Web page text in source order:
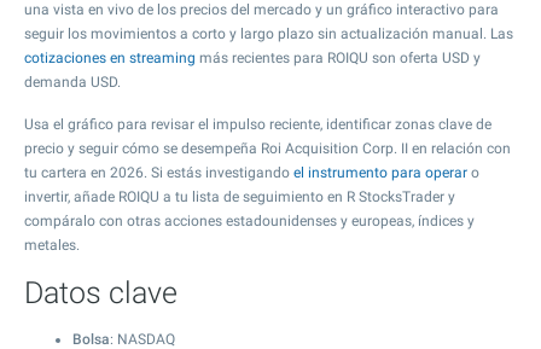
una vista en vivo de los precios del mercado y un gráfico interactivo para
seguir los movimientos a corto y largo plazo sin actualización manual. Las
cotizaciones en streaming más recientes para ROIQU son oferta USD y
demanda USD.
Usa el gráfico para revisar el impulso reciente, identificar zonas clave de
precio y seguir cómo se desempeña Roi Acquisition Corp. II en relación con
tu cartera en 2026. Si estás investigando el instrumento para operar o
invertir, añade ROIQU a tu lista de seguimiento en R StocksTrader y
compáralo con otras acciones estadounidenses y europeas, índices y
metales.
Datos clave
Bolsa: NASDAQ